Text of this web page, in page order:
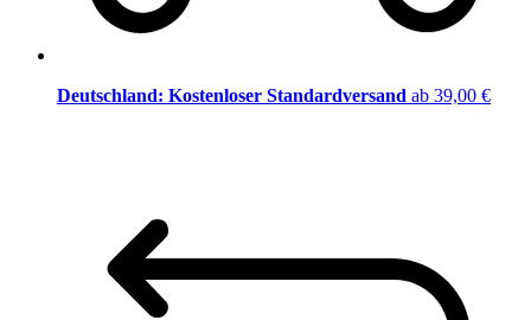
Deutschland: Kostenloser Standardversand ab 39,00 €